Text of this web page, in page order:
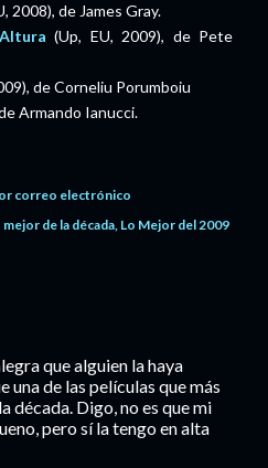
2008), de James Gray.
(Up, EU, 2009), de Pete
de Corneliu Porumboiu
Armando Ianucci.
correo electrónico
mejor de la década Lo Mejor del 2009
que alguien la haya
una de las películas que más
década. Digo, no es que mi
pero sí la tengo en alta